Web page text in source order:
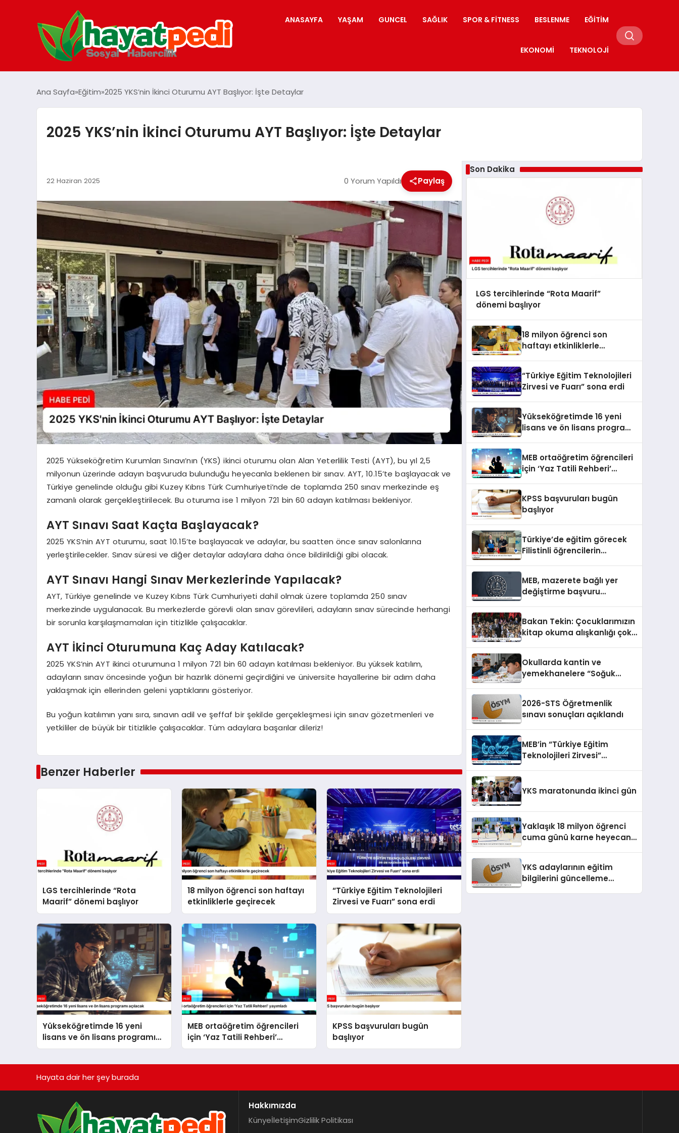
ANASAYFA YAŞAM GUNCEL SAĞLIK SPOR & FITNESS BESLENME EĞITIM
EKONOMI TEKNOLOJI
Ana Sayfa Eğitim 2025 YKS’nin İkinci Oturumu AYT Başlıyor: İşte Detaylar
2025 YKS’nin İkinci Oturumu AYT Başlıyor: İşte Detaylar
22 Haziran 2025 0 Yorum Yapıldı Paylaş
2025 Yükseköğretim Kurumları Sınavı’nın (YKS) ikinci oturumu olan Alan Yeterlilik Testi (AYT), bu yıl 2,5
milyonun üzerinde adayın başvuruda bulunduğu heyecanla beklenen bir sınav. AYT, 10.15’te başlayacak ve
Türkiye genelinde olduğu gibi Kuzey Kıbrıs Türk Cumhuriyeti’nde de toplamda 250 sınav merkezinde eş
zamanlı olarak gerçekleştirilecek. Bu oturuma ise 1 milyon 721 bin 60 adayın katılması bekleniyor.
AYT Sınavı Saat Kaçta Başlayacak?
2025 YKS’nin AYT oturumu, saat 10.15’te başlayacak ve adaylar, bu saatten önce sınav salonlarına
yerleştirilecekler. Sınav süresi ve diğer detaylar adaylara daha önce bildirildiği gibi olacak.
AYT Sınavı Hangi Sınav Merkezlerinde Yapılacak?
AYT, Türkiye genelinde ve Kuzey Kıbrıs Türk Cumhuriyeti dahil olmak üzere toplamda 250 sınav
merkezinde uygulanacak. Bu merkezlerde görevli olan sınav görevlileri, adayların sınav sürecinde herhangi
bir sorunla karşılaşmamaları için titizlikle çalışacaklar.
AYT İkinci Oturumuna Kaç Aday Katılacak?
2025 YKS’nin AYT ikinci oturumuna 1 milyon 721 bin 60 adayın katılması bekleniyor. Bu yüksek katılım,
adayların sınav öncesinde yoğun bir hazırlık dönemi geçirdiğini ve üniversite hayallerine bir adım daha
yaklaşmak için ellerinden geleni yaptıklarını gösteriyor.
Bu yoğun katılımın yanı sıra, sınavın adil ve şeffaf bir şekilde gerçekleşmesi için sınav gözetmenleri ve
yetkililer de büyük bir titizlikle çalışacaklar. Tüm adaylara başarılar dileriz!
Benzer Haberler
LGS tercihlerinde “Rota
Maarif” dönemi başlıyor
18 milyon öğrenci son haftayı
etkinliklerle geçirecek
“Türkiye Eğitim Teknolojileri
Zirvesi ve Fuarı” sona erdi
Yükseköğretimde 16 yeni
lisans ve ön lisans programı
açılacak
MEB ortaöğretim öğrencileri
için ‘Yaz Tatili Rehberi’
yayımladı
KPSS başvuruları bugün
başlıyor
Son Dakika
LGS tercihlerinde “Rota Maarif”
dönemi başlıyor
18 milyon öğrenci son
haftayı etkinliklerle
“Türkiye Eğitim Teknolojileri
Zirvesi ve Fuarı” sona erdi
Yükseköğretimde 16 yeni
lisans ve ön lisans programı
MEB ortaöğretim öğrencileri
için ‘Yaz Tatili Rehberi’
KPSS başvuruları bugün
başlıyor
Türkiye’de eğitim görecek
Filistinli öğrencilerin
MEB, mazerete bağlı yer
değiştirme başvuru
Bakan Tekin: Çocuklarımızın
kitap okuma alışkanlığı çok
Okullarda kantin ve
yemekhanelere “Soğuk
2026-STS Öğretmenlik
sınavı sonuçları açıklandı
MEB’in “Türkiye Eğitim
Teknolojileri Zirvesi”
YKS maratonunda ikinci gün
Yaklaşık 18 milyon öğrenci
cuma günü karne heyecanı
YKS adaylarının eğitim
bilgilerini güncelleme
Hayata dair her şey burada
Hakkımızda
KünyeİletişimGizlilik Politikası